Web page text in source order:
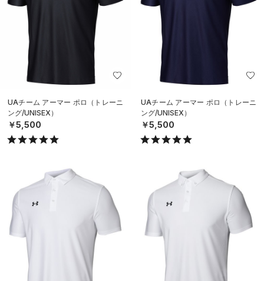
UAチーム アーマー ポロ（トレーニ
ング/UNISEX）
￥5,500
UAチーム アーマー ポロ（トレーニ
ング/UNISEX）
￥5,500